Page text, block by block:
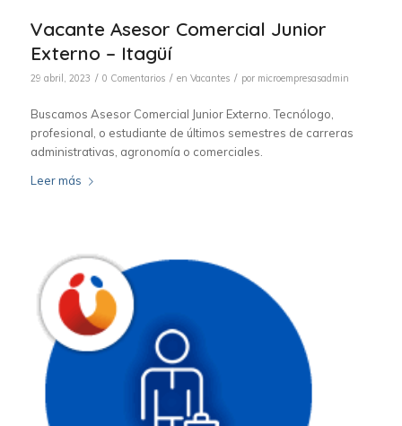
Vacante Asesor Comercial Junior
Externo – Itagüí
29 abril, 2023 / 0 Comentarios / en Vacantes / por microempresasadmin
Buscamos Asesor Comercial Junior Externo. Tecnólogo,
profesional, o estudiante de últimos semestres de carreras
administrativas, agronomía o comerciales.
Leer más